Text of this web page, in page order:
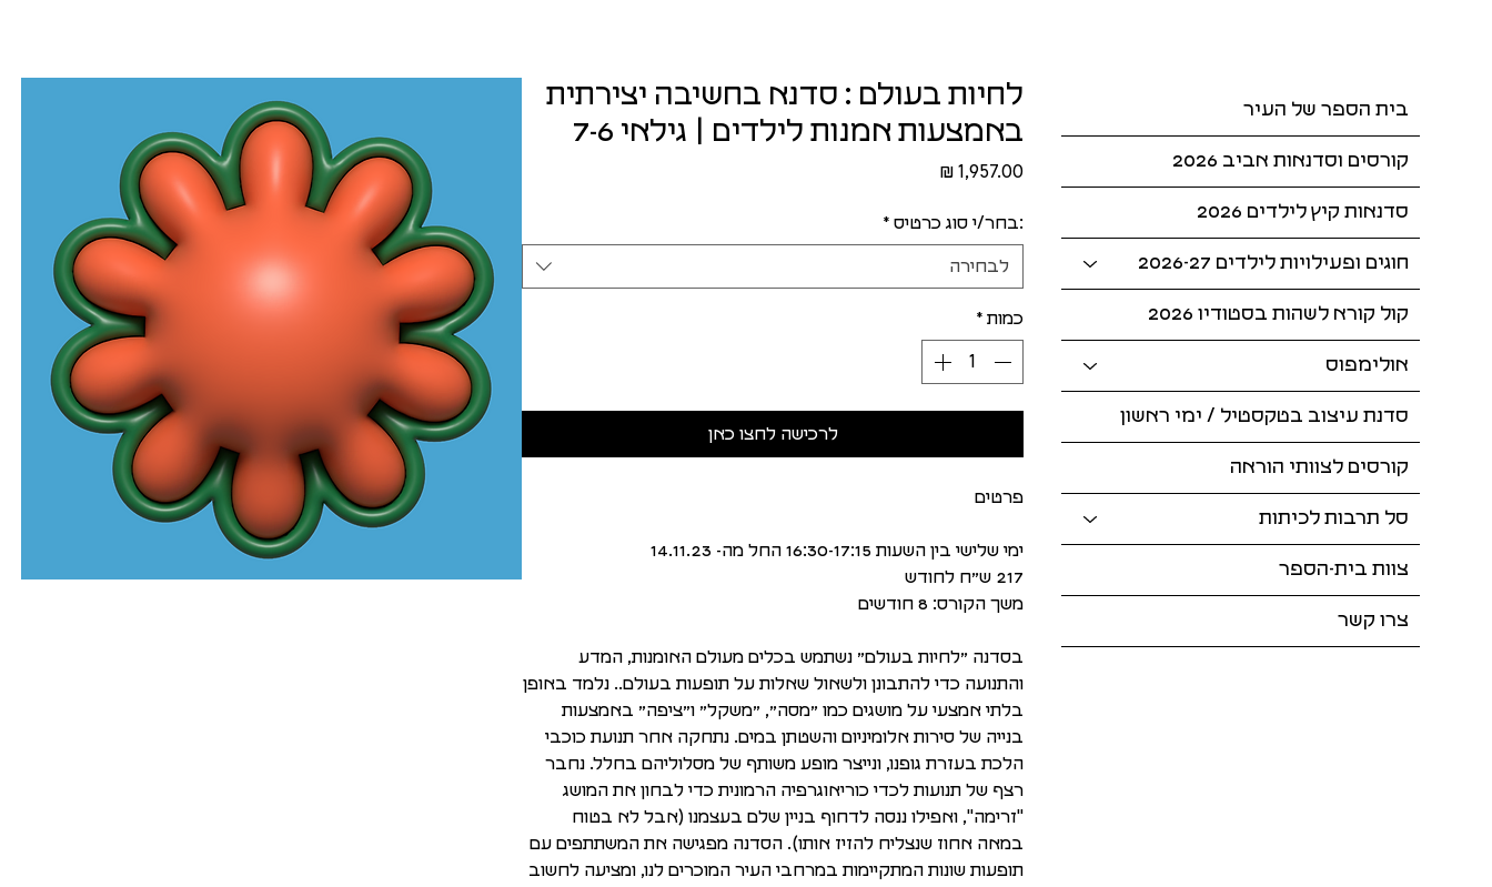
בית הספר של העיר
קורסים וסדנאות אביב 2026
סדנאות קיץ לילדים 2026
חוגים ופעילויות לילדים 2026-27
קול קורא לשהות בסטודיו 2026
אולימפוס
סדנת עיצוב בטקסטיל / ימי ראשון
קורסים לצוותי הוראה
סל תרבות לכיתות
צוות בית-הספר
צרו קשר
לחיות בעולם : סדנא בחשיבה יצירתית
באמצעות אמנות לילדים | גילאי 7-6
‏1,957.00 ‏₪ מחיר
:בחר/י סוג כרטיס *
לבחירה
כמות *
לרכישה לחצו כאן
פרטים
ימי שלישי בין השעות 16:30-17:15 החל מה- 14.11.23
217 ש״ח לחודש
משך הקורס: 8 חודשים
בסדנה ״לחיות בעולם״ נשתמש בכלים מעולם האומנות, המדע
והתנועה כדי להתבונן ולשאול שאלות על תופעות בעולם.. נלמד באופן
בלתי אמצעי על מושגים כמו ״מסה״, ״משקל״ ו״ציפה״ באמצעות
בנייה של סירות אלומיניום והשטתן במים. נתחקה אחר תנועת כוכבי
הלכת בעזרת גופנו, ונייצר מופע משותף של מסלוליהם בחלל. נחבר
רצף של תנועות לכדי כוריאוגרפיה הרמונית כדי לבחון את המושג
"זרימה", ואפילו ננסה לדחוף בניין שלם בעצמנו (אבל לא בטוח
במאה אחוז שנצליח להזיז אותו). הסדנה מפגישה את המשתתפים עם
תופעות שונות המתקיימות במרחבי העיר המוכרים לנו, ומציעה לחשוב